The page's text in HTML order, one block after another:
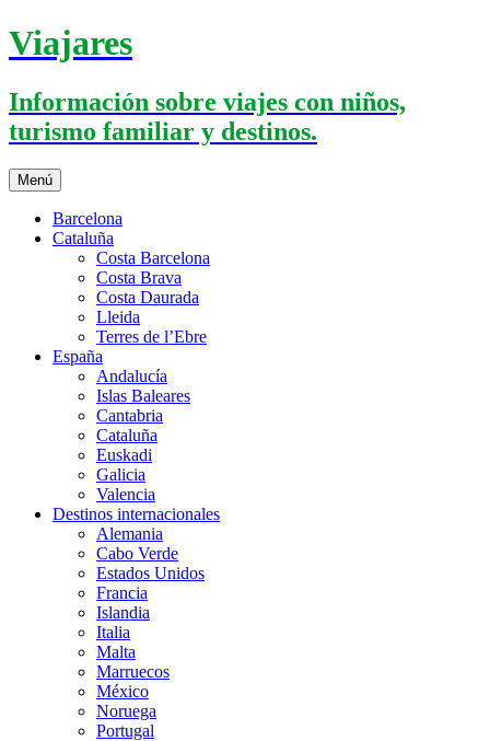
Saltar
al
Viajares
Información sobre viajes con niños,
turismo familiar y destinos.
Menú
Barcelona
Cataluña
Costa Barcelona
Costa Brava
Costa Daurada
Lleida
Terres de l’Ebre
España
Andalucía
Islas Baleares
Cantabria
Cataluña
Euskadi
Galicia
Valencia
Destinos internacionales
Alemania
Cabo Verde
Estados Unidos
Francia
Islandia
Italia
Malta
Marruecos
México
Noruega
Portugal